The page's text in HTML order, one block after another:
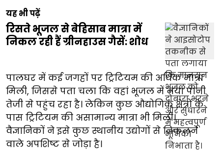
यह भी पढ़ें
रिसते भूजल से बेहिसाब मात्रा में
निकल रही हैं ग्रीनहाउस गैसें: शोध
पालघर में कई जगहों पर ट्रिटियम की अधिक मात्रा
मिली, जिससे पता चला कि वहां भूजल में नया पानी
तेजी से पहुंच रहा है। लेकिन कुछ औद्योगिक क्षेत्रों के
पास ट्रिटियम की असामान्य मात्रा भी मिली।
वैज्ञानिकों ने इसे कुछ स्थानीय उद्योगों से निकलने
वाले अपशिष्ट से जोड़ा है।